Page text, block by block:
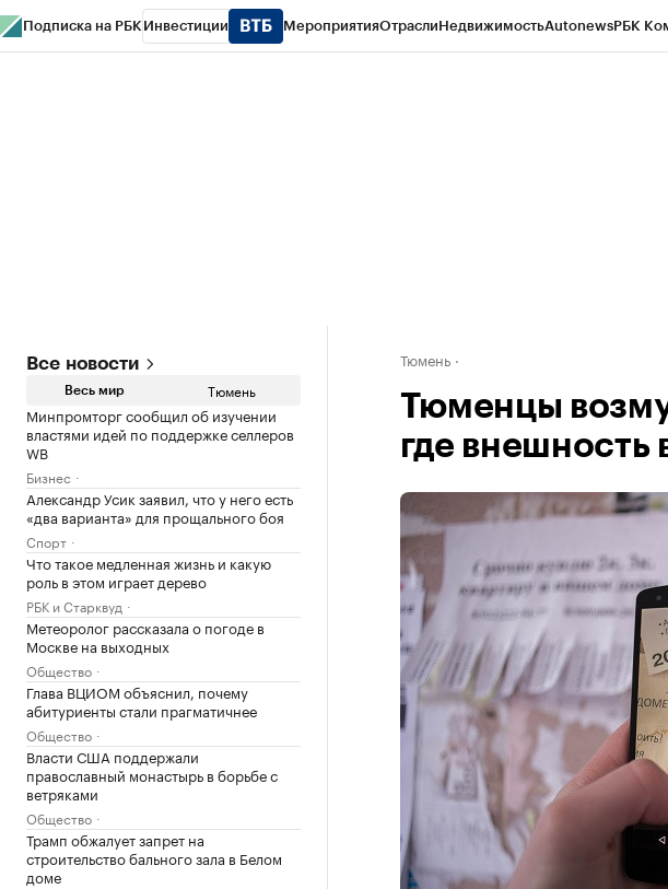
Подписка на РБК Инвестиции МероприятияОтраслиНедвижимостьAutonewsРБК
Все новости
Весь мир Тюмень
Минпромторг сообщил об изучении
властями идей по поддержке селлеров
WB
Бизнес
Александр Усик заявил, что у него есть
«два варианта» для прощального боя
Спорт
Что такое медленная жизнь и какую
роль в этом играет дерево
РБК и Старквуд
Метеоролог рассказала о погоде в
Москве на выходных
Общество
Глава ВЦИОМ объяснил, почему
абитуриенты стали прагматичнее
Общество
Власти США поддержали
православный монастырь в борьбе с
ветряками
Общество
Трамп обжалует запрет на
строительство бального зала в Белом
доме
Тюмень
Тюменцы
где внешность